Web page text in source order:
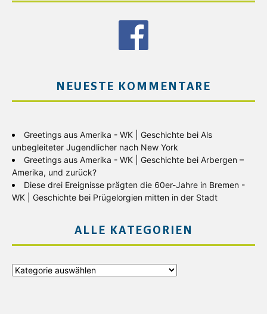
NEUESTE KOMMENTARE
Greetings aus Amerika - WK | Geschichte bei Als
unbegleiteter Jugendlicher nach New York
Greetings aus Amerika - WK | Geschichte bei Arbergen –
Amerika, und zurück?
Diese drei Ereignisse prägten die 60er-Jahre in Bremen -
WK | Geschichte bei Prügelorgien mitten in der Stadt
ALLE KATEGORIEN
Alle